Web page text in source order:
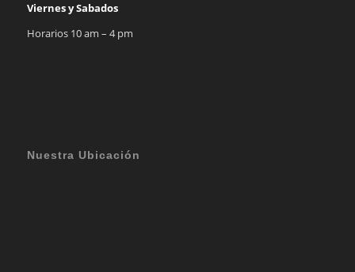
Viernes y Sabados
Horarios 10 am – 4 pm
Nuestra Ubicación